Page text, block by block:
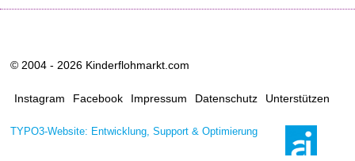
© 2004 - 2026 Kinderflohmarkt.com
Instagram Facebook Impressum Datenschutz Unterstützen
TYPO3-Website: Entwicklung, Support & Optimierung